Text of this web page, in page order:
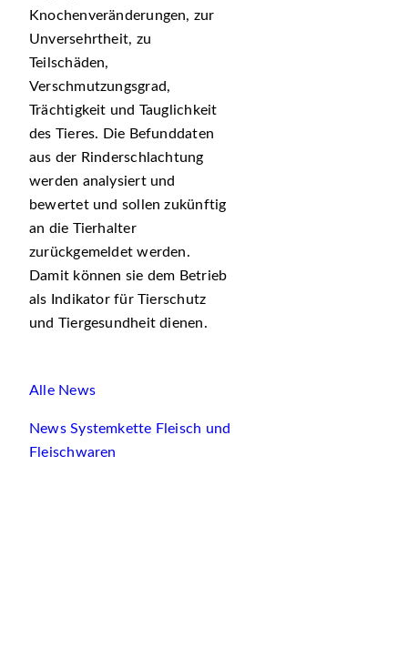
Knochenveränderungen, zur
Unversehrtheit, zu
Teilschäden,
Verschmutzungsgrad,
Trächtigkeit und Tauglichkeit
des Tieres. Die Befunddaten
aus der Rinderschlachtung
werden analysiert und
bewertet und sollen zukünftig
an die Tierhalter
zurückgemeldet werden.
Damit können sie dem Betrieb
als Indikator für Tierschutz
und Tiergesundheit dienen.
Alle News
News Systemkette Fleisch und
Fleischwaren